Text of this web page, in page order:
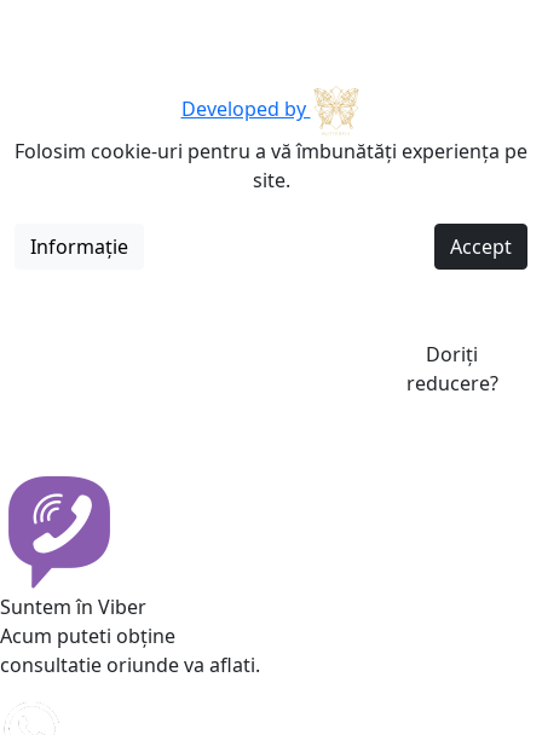
Developed by
Folosim cookie-uri pentru a vă îmbunătăți experiența pe
site.
Informație Accept
Doriți
reducere?
Suntem în Viber
Acum puteti obține
consultatie oriunde va aflati.